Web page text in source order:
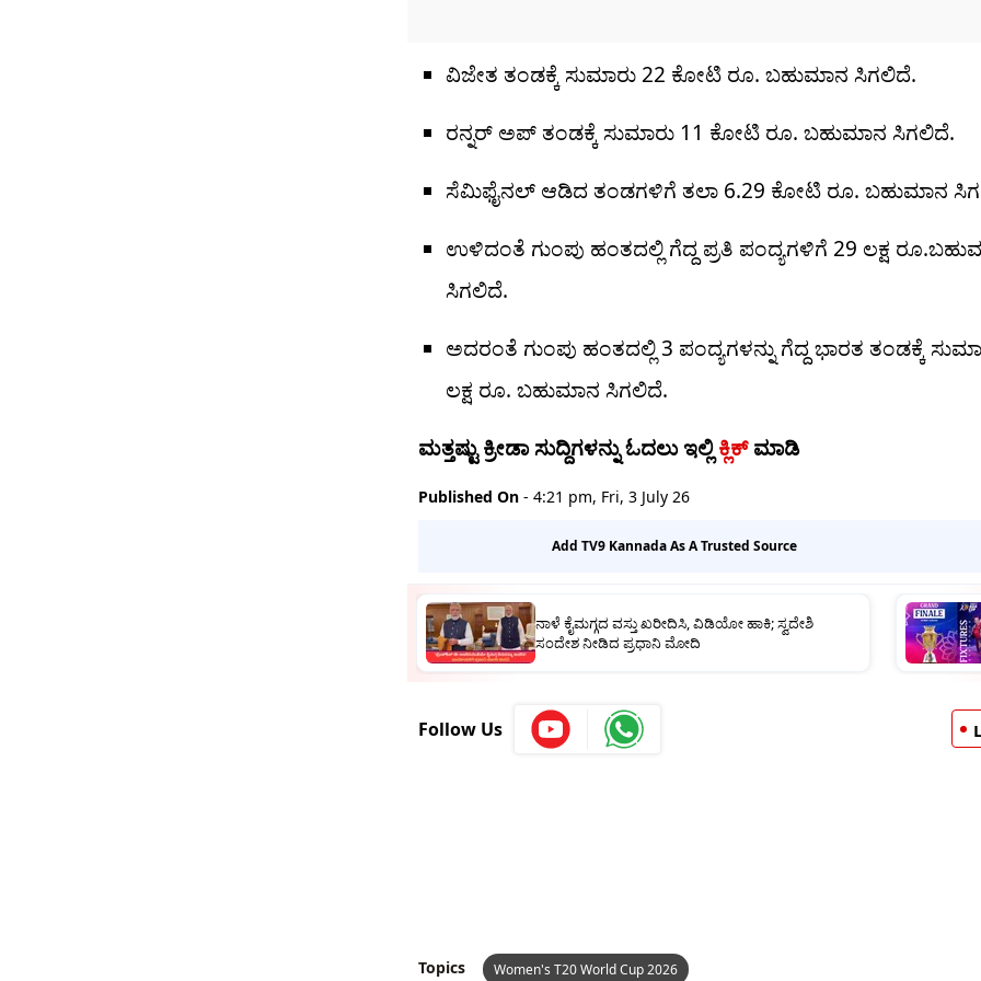
ವಿಜೇತ ತಂಡಕ್ಕೆ ಸುಮಾರು 22 ಕೋಟಿ ರೂ. ಬಹುಮಾನ ಸಿಗಲಿದೆ.
ರನ್ನರ್ ಅಪ್ ತಂಡಕ್ಕೆ ಸುಮಾರು 11 ಕೋಟಿ ರೂ. ಬಹುಮಾನ ಸಿಗಲಿದೆ.
ಸೆಮಿಫೈನಲ್ ಆಡಿದ ತಂಡಗಳಿಗೆ ತಲಾ 6.29 ಕೋಟಿ ರೂ. ಬಹುಮಾನ
ಉಳಿದಂತೆ ಗುಂಪು ಹಂತದಲ್ಲಿ ಗೆದ್ದ ಪ್ರತಿ ಪಂದ್ಯಗಳಿಗೆ 29 ಲಕ್ಷ
ಸಿಗಲಿದೆ.
ಅದರಂತೆ ಗುಂಪು ಹಂತದಲ್ಲಿ 3 ಪಂದ್ಯಗಳನ್ನು ಗೆದ್ದ ಭಾರತ ತಂಡಕ್ಕೆ
ಲಕ್ಷ ರೂ. ಬಹುಮಾನ ಸಿಗಲಿದೆ.
ಮತ್ತಷ್ಟು ಕ್ರೀಡಾ ಸುದ್ದಿಗಳನ್ನು ಓದಲು ಇಲ್ಲಿಕ್ಲಿಕ್ಮಾಡಿ
Published On - 4:21 pm, Fri, 3 July 26
Add TV9 Kannada As A Trusted Source
ನಾಳೆ ಕೈಮಗ್ಗದ ವಸ್ತು ಖರೀದಿಸಿ, ವಿಡಿಯೋ ಹಾಕಿ; ಸ್ವದೇಶಿ
ಸಂದೇಶ ನೀಡಿದ ಪ್ರಧಾನಿ ಮೋದಿ
Follow Us
Topics Women's T20 World Cup 2026